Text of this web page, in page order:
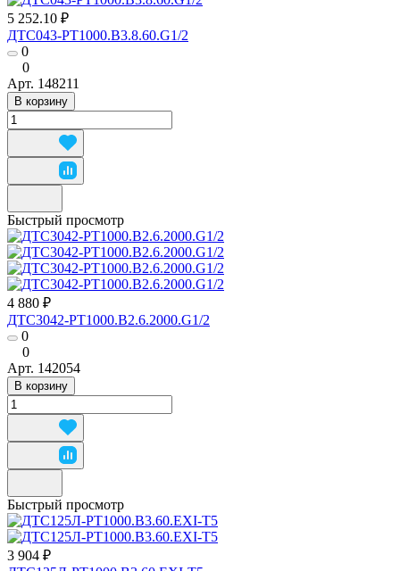
5 252.10 ₽
ДТС043-РТ1000.В3.8.60.G1/2
0
0
Арт. 148211
В корзину
Быстрый просмотр
4 880 ₽
ДТС3042-РТ1000.В2.6.2000.G1/2
0
0
Арт. 142054
В корзину
Быстрый просмотр
3 904 ₽